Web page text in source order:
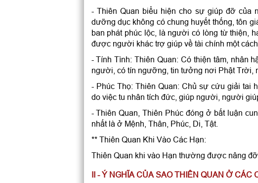
- Thiên Quan biểu hiện cho sự giúp đỡ của
dưỡng dục không có chung huyết thống, tôn
ban phát phúc lộc, là người có lòng từ thiện,
được người khác trợ giúp về tài chính một
- Tính Tình: Thiên Quan: Có thiện tâm, nhân
người, có tín ngưỡng, tin tưởng nơi Phật Trời,
- Phúc Thọ: Thiên Quan: Chủ sự cứu giải tai
do việc tu nhân tích đức, giúp người, người
- Thiên Quan, Thiên Phúc đóng ở bất luận
nhất là ở Mệnh, Thân, Phúc, Di, Tật.
** Thiên Quan Khi Vào Các Hạn:
Thiên Quan khi vào Hạn thường được nâng
II - Ý NGHĨA CỦA SAO THIÊN QUAN Ở CÁC